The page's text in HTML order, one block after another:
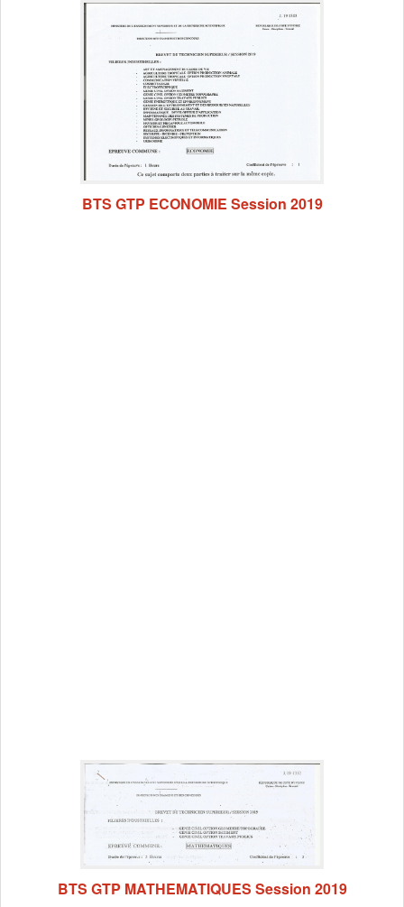
BTS GTP ECONOMIE Session 2019
BTS GTP MATHEMATIQUES Session 2019